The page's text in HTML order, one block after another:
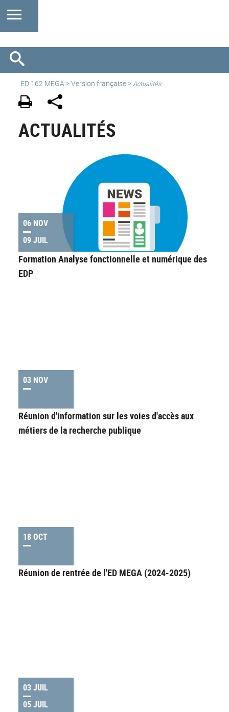
ED 162 MEGA >Version française >Actualités
ACTUALITÉS
06 NOV
09 JUIL
Formation Analyse fonctionnelle et numérique des
EDP
03 NOV
Réunion d'information sur les voies d'accès aux
métiers de la recherche publique
18 OCT
Réunion de rentrée de l'ED MEGA (2024-2025)
03 JUIL
05 JUIL